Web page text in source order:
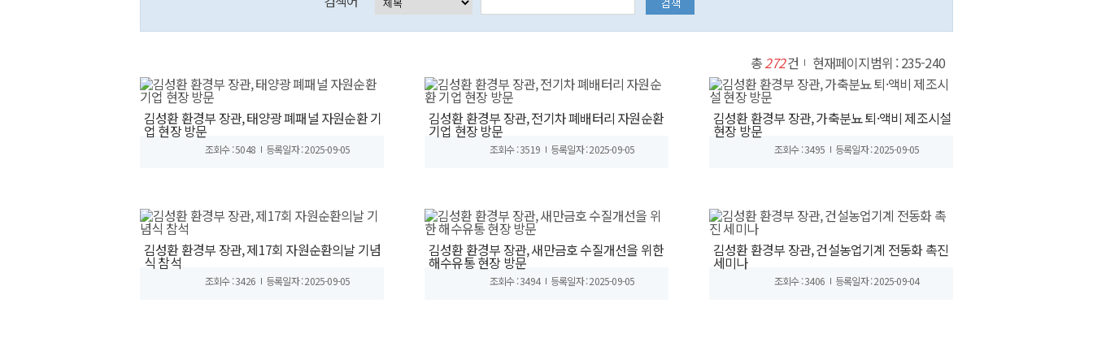
총272건 현재페이지범위 : 235-240
김성환 환경부 장관, 태양광 폐패널 자원순환 기
업 현장 방문
조회수 : 5048 등록일자 : 2025-09-05
김성환 환경부 장관, 전기차 폐배터리 자원순환
기업 현장 방문
조회수 : 3519 등록일자 : 2025-09-05
김성환 환경부 장관, 가축분뇨 퇴·액비 제조시설
현장 방문
조회수 : 3495 등록일자 : 2025-09-05
김성환 환경부 장관, 제17회 자원순환의날 기념
식 참석
조회수 : 3426 등록일자 : 2025-09-05
김성환 환경부 장관, 새만금호 수질개선을 위한
해수유통 현장 방문
조회수 : 3494 등록일자 : 2025-09-05
김성환 환경부 장관, 건설농업기계 전동화 촉진
세미나
조회수 : 3406 등록일자 : 2025-09-04